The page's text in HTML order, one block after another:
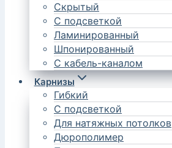
Скрытый
С подсветкой
Ламинированный
Шпонированный
С кабель-каналом
Карнизы
Гибкий
С подсветкой
Для натяжных потолков
Дюрополимер